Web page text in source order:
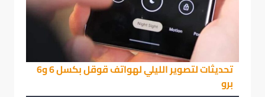
تحديثات لتصوير الليلي لهواتف قوقل بكسل 6 و6
برو